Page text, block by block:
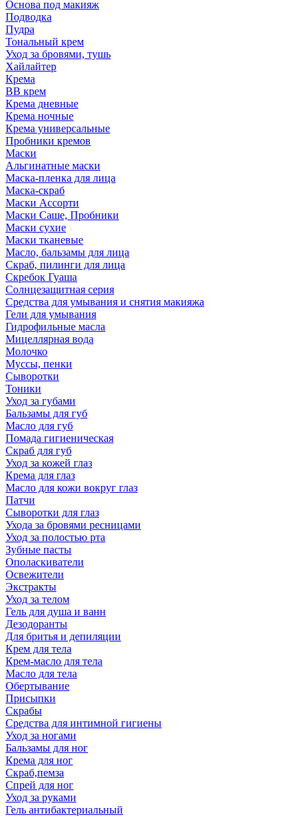
Основа под макияж
Подводка
Пудра
Тональный крем
Уход за бровями, тушь
Хайлайтер
Крема
ВВ крем
Крема дневные
Крема ночные
Крема универсальные
Пробники кремов
Маски
Альгинатные маски
Маска-пленка для лица
Маска-скраб
Маски Ассорти
Маски Саше, Пробники
Маски сухие
Маски тканевые
Масло, бальзамы для лица
Скраб, пилинги для лица
Скребок Гуаша
Солнцезащитная серия
Средства для умывания и снятия макияжа
Гели для умывания
Гидрофильные масла
Мицеллярная вода
Молочко
Муссы, пенки
Сыворотки
Тоники
Уход за губами
Бальзамы для губ
Масло для губ
Помада гигиеническая
Скраб для губ
Уход за кожей глаз
Крема для глаз
Масло для кожи вокруг глаз
Патчи
Сыворотки для глаз
Ухода за бровями ресницами
Уход за полостью рта
Зубные пасты
Ополаскиватели
Освежители
Экстракты
Уход за телом
Гель для душа и ванн
Дезодоранты
Для бритья и депиляции
Крем для тела
Крем-масло для тела
Масло для тела
Обертывание
Присыпки
Скрабы
Средства для интимной гигиены
Уход за ногами
Бальзамы для ног
Крема для ног
Скраб,пемза
Спрей для ног
Уход за руками
Гель антибактериальный